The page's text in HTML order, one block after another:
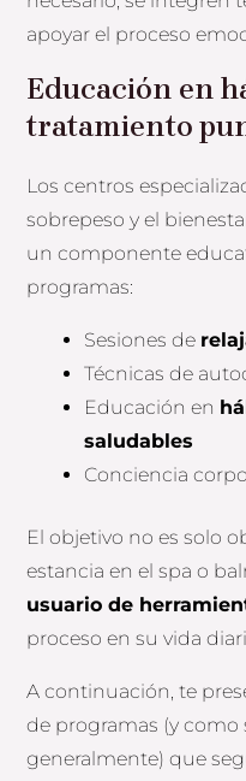
apoyar el proceso
Educación en
tratamiento
Los centros
sobrepeso y el
un componente
programas:
Sesiones de
Técnicas de
Educación en
saludables
Conciencia
El objetivo no es solo
estancia en el spa o
usuario de
proceso en su vida
A continuación, te
de programas (y como
generalmente) que